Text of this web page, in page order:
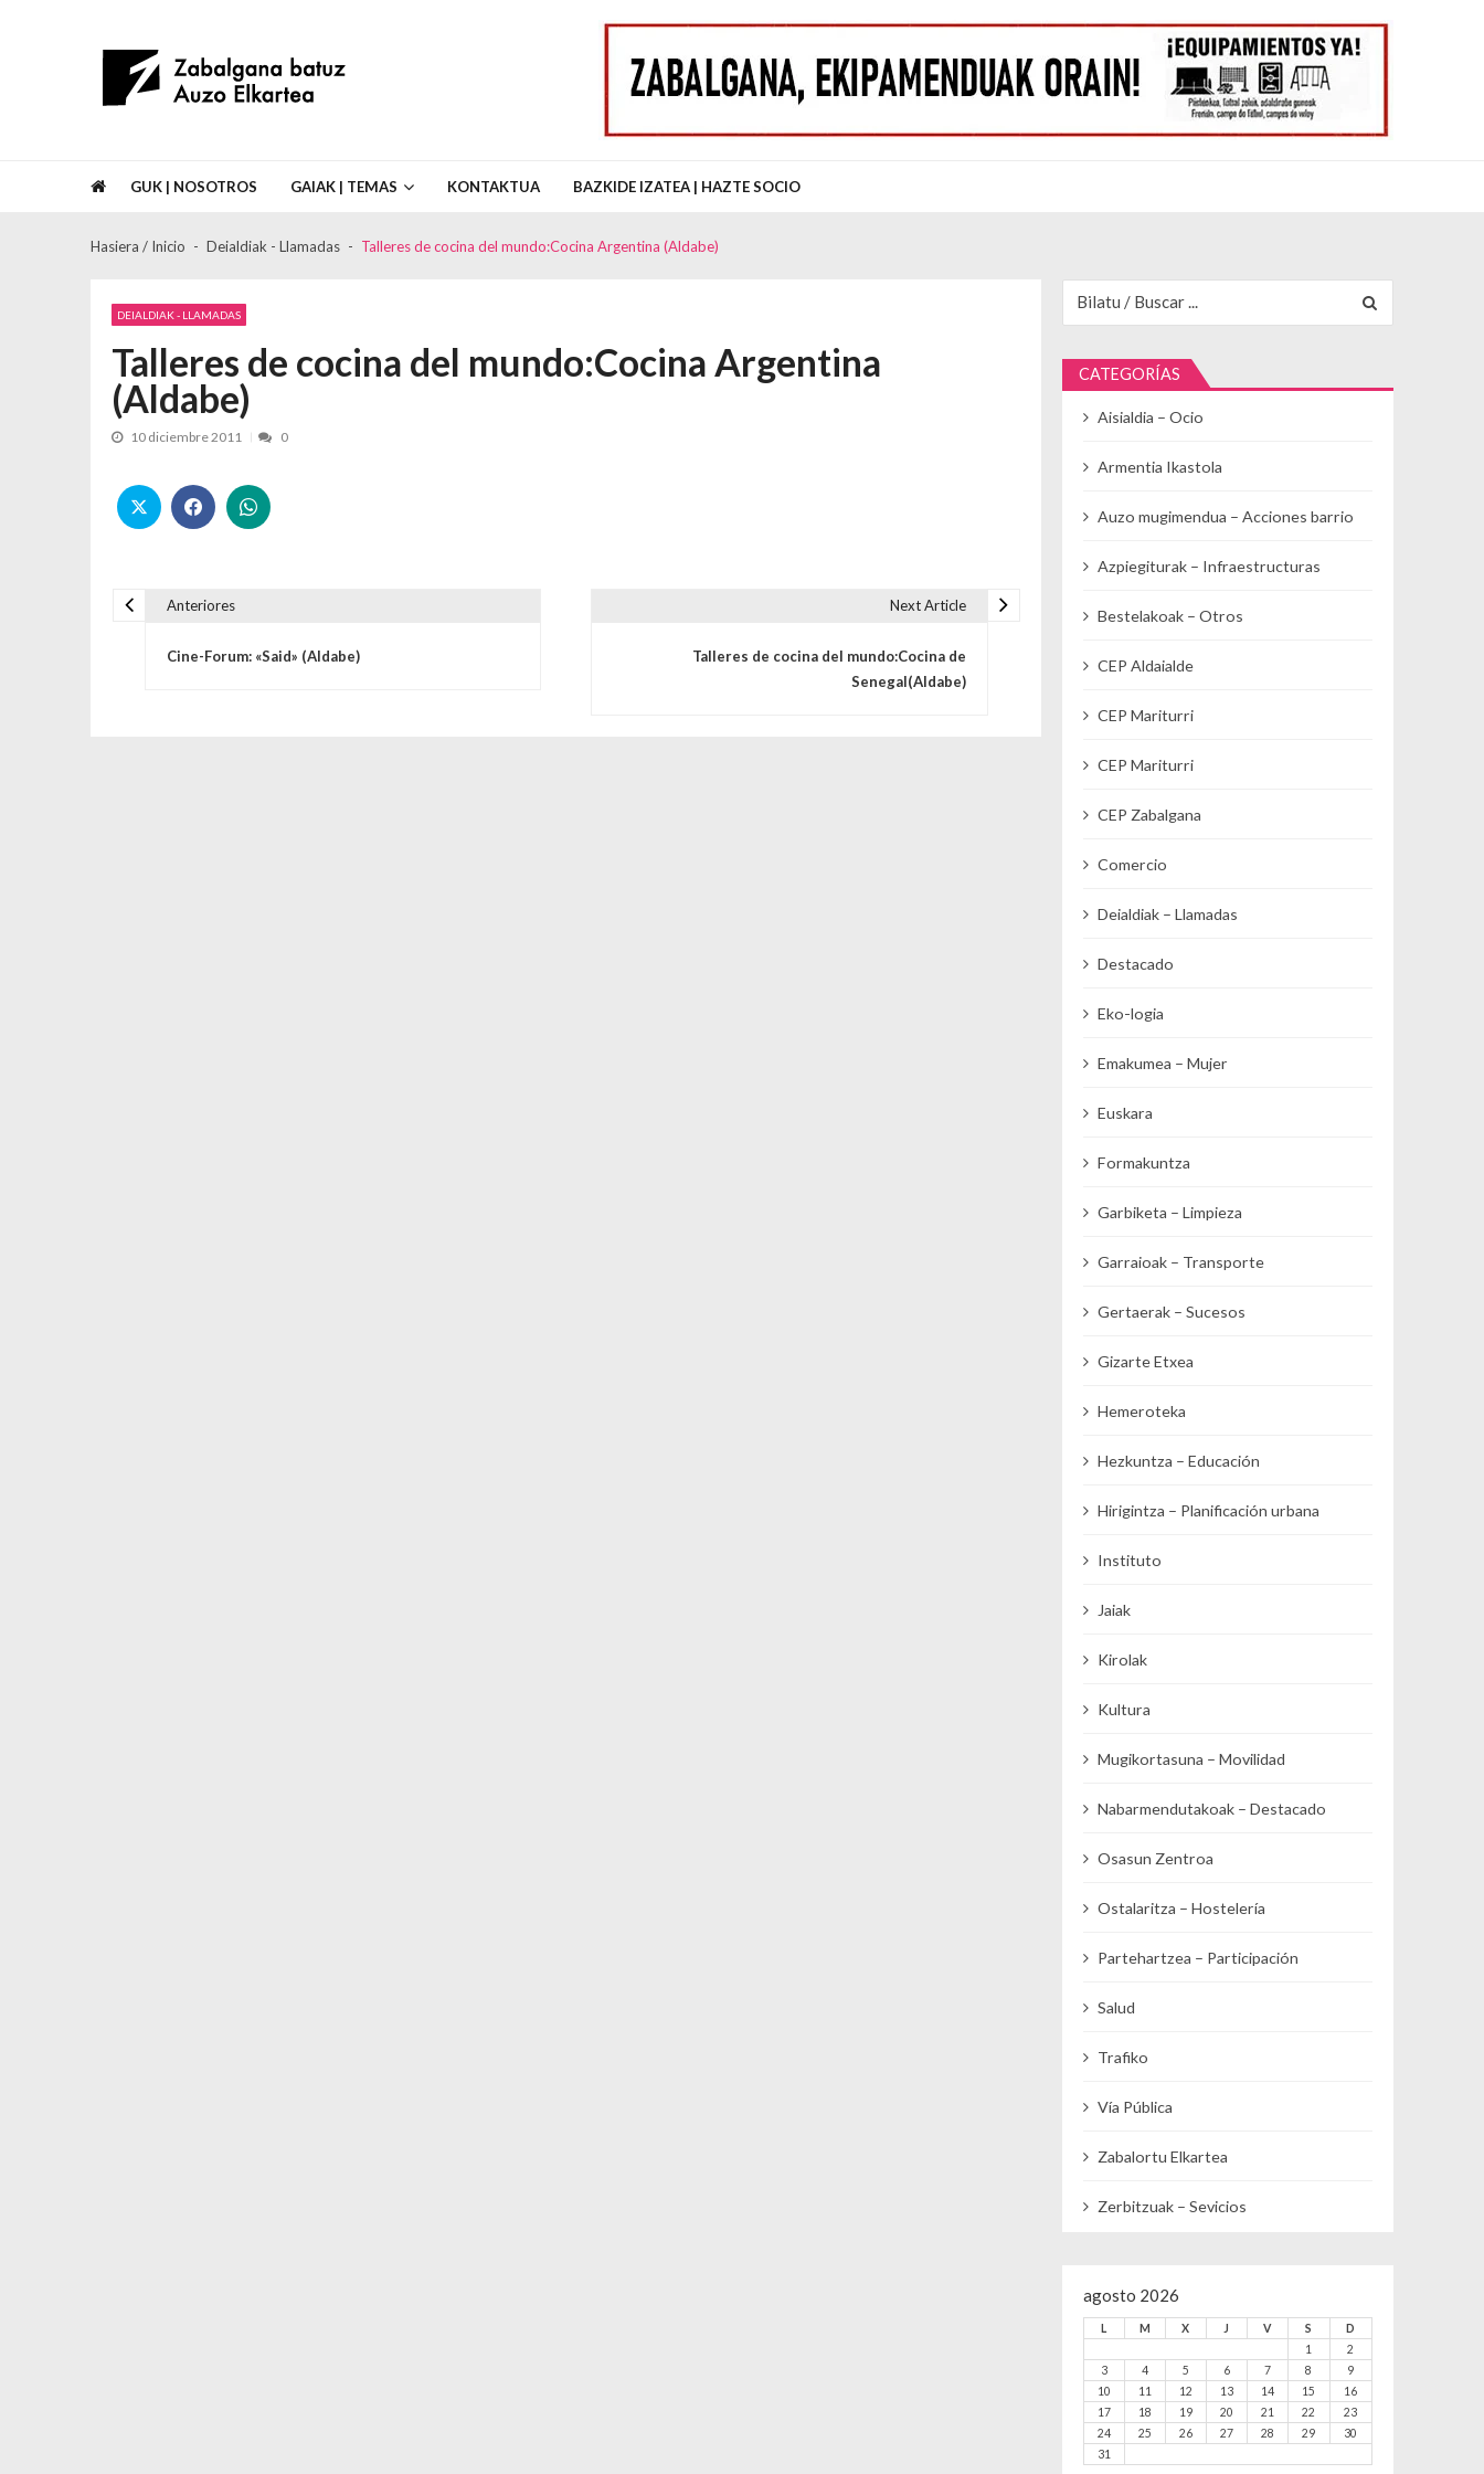
Asociación de Vecinos Zabalgana Batuz Auzo Elkartea
GUK | NOSOTROS GAIAK | TEMAS KONTAKTUA BAZKIDE IZATEA | HAZTE SOCIO
Hasiera / Inicio Deialdiak - Llamadas Talleres de cocina del mundo:Cocina Argentina (Aldabe)
DEIALDIAK - LLAMADAS
Talleres de cocina del mundo:Cocina Argentina
(Aldabe)
10 diciembre 2011 0
Anteriores
Cine-Forum: «Said» (Aldabe)
Next Article
Talleres de cocina del mundo:Cocina de
Senegal(Aldabe)
CATEGORÍAS
Aisialdia – Ocio
Armentia Ikastola
Auzo mugimendua – Acciones barrio
Azpiegiturak – Infraestructuras
Bestelakoak – Otros
CEP Aldaialde
CEP Mariturri
CEP Mariturri
CEP Zabalgana
Comercio
Deialdiak – Llamadas
Destacado
Eko-logia
Emakumea – Mujer
Euskara
Formakuntza
Garbiketa – Limpieza
Garraioak – Transporte
Gertaerak – Sucesos
Gizarte Etxea
Hemeroteka
Hezkuntza – Educación
Hirigintza – Planificación urbana
Instituto
Jaiak
Kirolak
Kultura
Mugikortasuna – Movilidad
Nabarmendutakoak – Destacado
Osasun Zentroa
Ostalaritza – Hostelería
Partehartzea – Participación
Salud
Trafiko
Vía Pública
Zabalortu Elkartea
Zerbitzuak – Sevicios
agosto 2026
L M X J V S
D
1
2
3
4 5 6 7 8
9
10
11 12 13 14 15
16
17
18 19 20 21 22
23
24
25 26 27 28 29
30
31